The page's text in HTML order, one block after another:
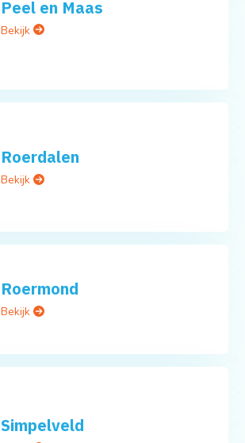
Peel en Maas
Bekijk
Roerdalen
Bekijk
Roermond
Bekijk
Simpelveld